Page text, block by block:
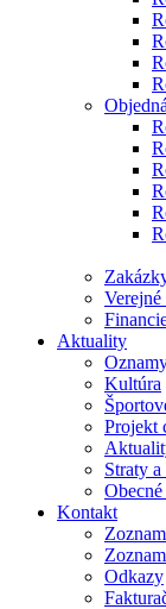
Verejné
Aktuality
Kultúra
Projekt
Straty
Kontakt
Odkazy